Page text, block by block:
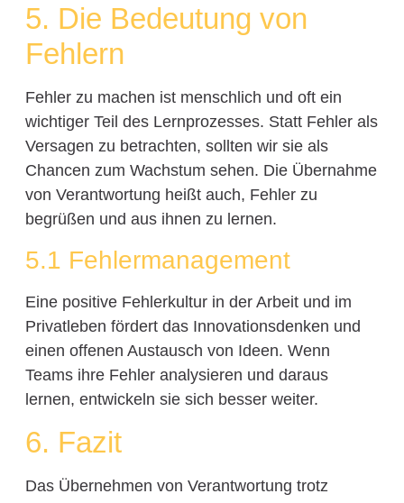
5. Die Bedeutung von
Fehlern
Fehler zu machen ist menschlich und oft ein
wichtiger Teil des Lernprozesses. Statt Fehler als
Versagen zu betrachten, sollten wir sie als
Chancen zum Wachstum sehen. Die Übernahme
von Verantwortung heißt auch, Fehler zu
begrüßen und aus ihnen zu lernen.
5.1 Fehlermanagement
Eine positive Fehlerkultur in der Arbeit und im
Privatleben fördert das Innovationsdenken und
einen offenen Austausch von Ideen. Wenn
Teams ihre Fehler analysieren und daraus
lernen, entwickeln sie sich besser weiter.
6. Fazit
Das Übernehmen von Verantwortung trotz